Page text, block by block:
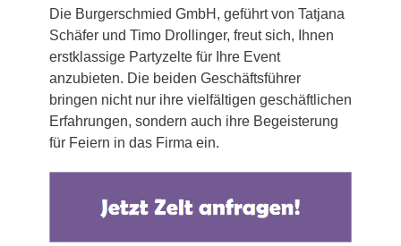
Die Burgerschmied GmbH, geführt von Tatjana
Schäfer und Timo Drollinger, freut sich, Ihnen
erstklassige Partyzelte für Ihre Event
anzubieten. Die beiden Geschäftsführer
bringen nicht nur ihre vielfältigen geschäftlichen
Erfahrungen, sondern auch ihre Begeisterung
für Feiern in das Firma ein.